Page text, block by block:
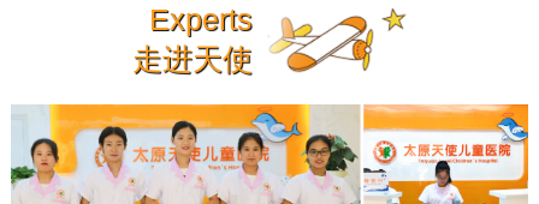
Experts
走进天使